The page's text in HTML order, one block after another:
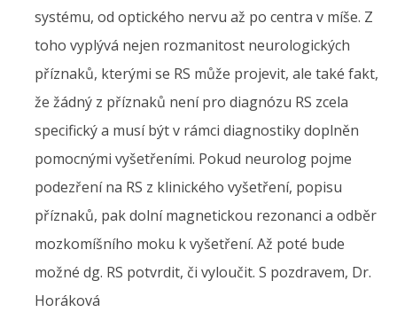
systému, od optického nervu až po centra v míše. Z
toho vyplývá nejen rozmanitost neurologických
příznaků, kterými se RS může projevit, ale také fakt,
že žádný z příznaků není pro diagnózu RS zcela
specifický a musí být v rámci diagnostiky doplněn
pomocnými vyšetřeními. Pokud neurolog pojme
podezření na RS z klinického vyšetření, popisu
příznaků, pak dolní magnetickou rezonanci a odběr
mozkomíšního moku k vyšetření. Až poté bude
možné dg. RS potvrdit, či vyloučit. S pozdravem, Dr.
Horáková